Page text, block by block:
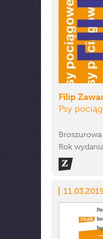
Filip
Psy
Broszurowa
Rok